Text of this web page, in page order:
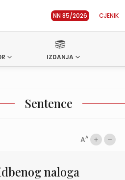
NN 85/2026 CJENIK
IZDANJA
Sentence
AA
naloga